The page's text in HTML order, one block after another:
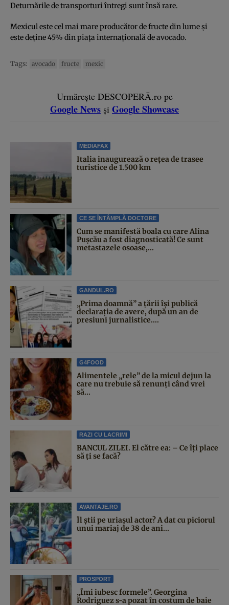
Deturnările de transporturi întregi sunt însă rare.
Mexicul este cel mai mare producător de fructe din lume și
este deține 45% din piața internațională de avocado.
Tags: avocado fructe mexic
Urmărește DESCOPERĂ.ro pe
Google News și Google Showcase
MEDIAFAX
Italia inaugurează o rețea de trasee
turistice de 1.500 km
CE SE ÎNTÂMPLĂ DOCTORE
Cum se manifestă boala cu care Alina
Pușcău a fost diagnosticată! Ce sunt
metastazele osoase,...
GANDUL.RO
„Prima doamnă” a țării își publică
declarația de avere, după un an de
presiuni jurnalistice....
G4FOOD
Alimentele „rele” de la micul dejun la
care nu trebuie să renunți când vrei
să...
RAZI CU LACRIMI
BANCUL ZILEI. El către ea: – Ce îți place
să ți se facă?
AVANTAJE.RO
Îl știi pe uriașul actor? A dat cu piciorul
unui mariaj de 38 de ani...
PROSPORT
„Îmi iubesc formele”. Georgina
Rodriguez s-a pozat în costum de baie